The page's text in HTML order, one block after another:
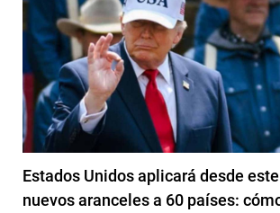
Estados Unidos aplicará desde
nuevos aranceles a 60 países: